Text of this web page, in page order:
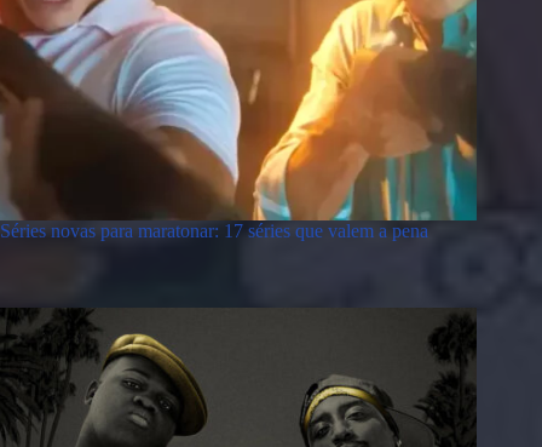
Séries novas para maratonar: 17 séries que valem a pena